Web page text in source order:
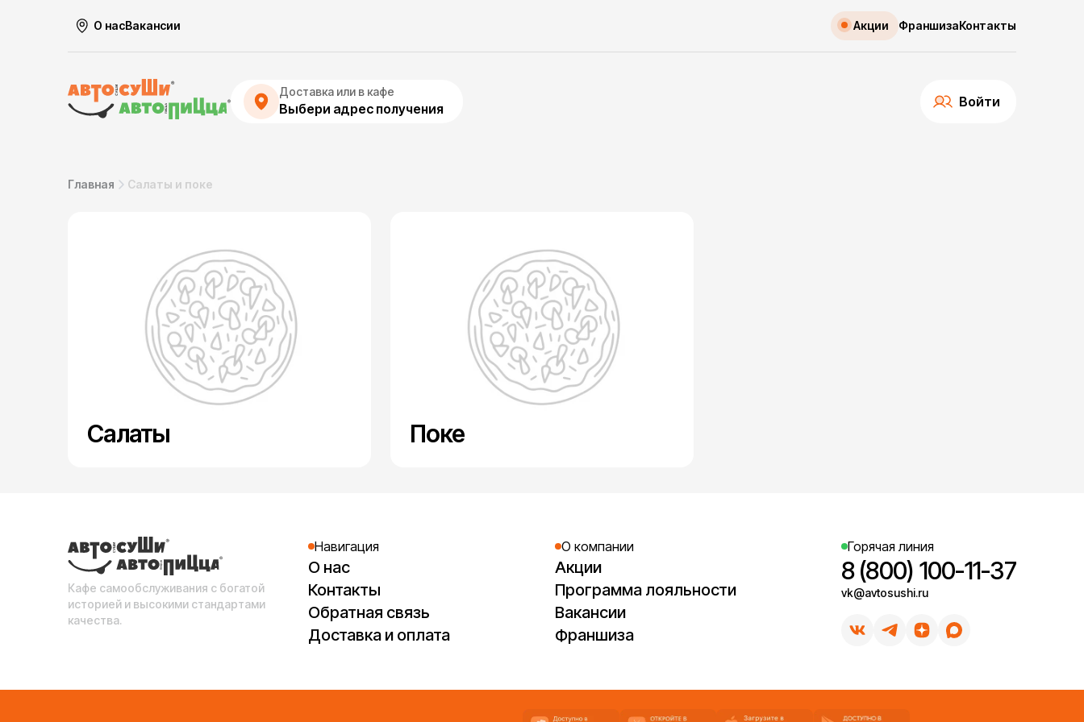
О насВакансии Акции ФраншизаКонтакты
Доставка или в кафе
Выбери адрес получения Войти
Главная Салаты и поке
Салаты Поке
Кафе самообслуживания с богатой
историей и высокими стандартами
качества.
Навигация
О нас
Контакты
Обратная связь
Доставка и оплата
О компании
Акции
Программа лояльности
Вакансии
Франшиза
Горячая линия
8 (800) 100-11-37
vk@avtosushi.ru